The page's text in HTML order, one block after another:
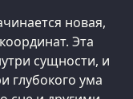
новая,
Эта
сущности, и
глубокого ума